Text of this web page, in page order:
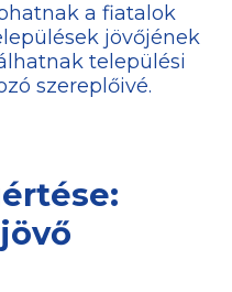
a fiatalok
jövőjének
települési
szereplőivé.